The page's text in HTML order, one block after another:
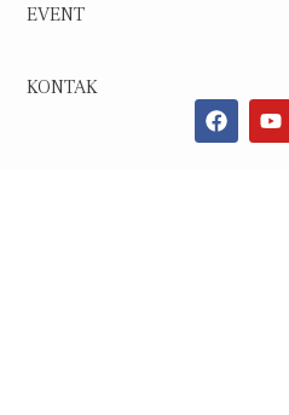
EVENT
KONTAK